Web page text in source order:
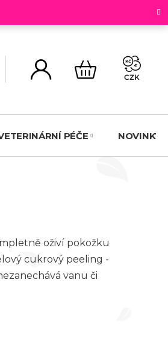
NÁKUPNÍ
KOŠÍK
CZK
PÉČE NOVINKY
oživí pokožku
cukrový peeling -
vanu či